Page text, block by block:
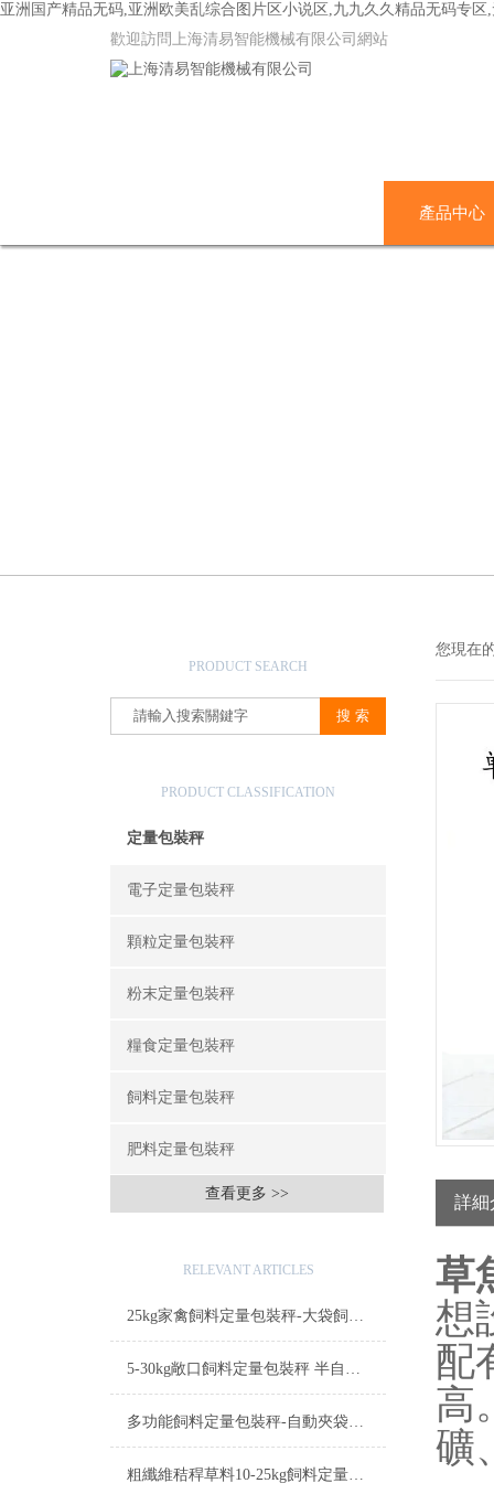
亚洲国产精品无码,亚洲欧美乱综合图片区小说区,九九久久精品无码专
歡迎訪問上海清易智能機械有限公司網站
產品中心
PRODUCT SEARCH
PRODUCT CLASSIFICATION
定量包裝秤
電子定量包裝秤
顆粒定量包裝秤
粉末定量包裝秤
糧食定量包裝秤
飼料定量包裝秤
肥料定量包裝秤
查看更多 >>
RELEVANT ARTICLES
25kg家禽飼料定量包裝秤-大袋飼料稱重包裝機簡介
5-30kg敞口飼料定量包裝秤 半自動稱重打包機廠家
多功能飼料定量包裝秤-自動夾袋稱重飼料打包機廠家
粗纖維秸稈草料10-25kg飼料定量包裝秤設備
您現在
詳細
草
想
配
高
礦